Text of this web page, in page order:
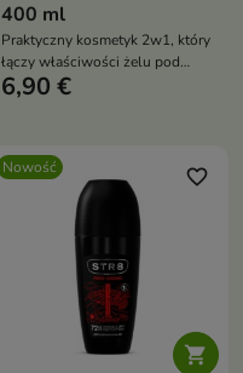
400 ml
Praktyczny kosmetyk 2w1, który
łączy właściwości żelu pod
prysznic i szamponu do
6,90 €
Nowość

favorite_border